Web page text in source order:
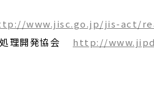
www.jisc.go.jp/jis-act/
理開発協会 http://